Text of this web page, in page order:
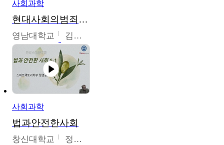
사회과학
현대사회의범죄와형사정책
영남대학교 김혜정
사회과학
법과안전한사회
창신대학교 정연균